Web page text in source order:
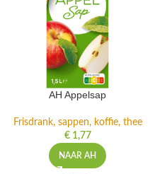
AH Appelsap
Frisdrank, sappen, koffie, thee
€1,77
NAAR AH